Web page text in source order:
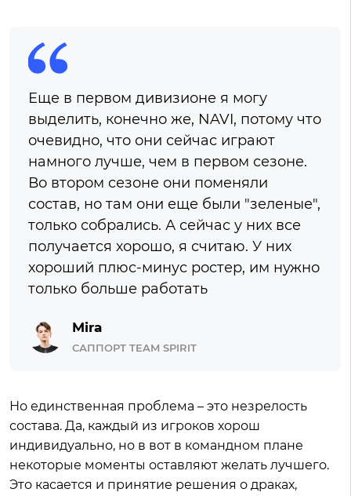
Еще в первом дивизионе я могу
выделить, конечно же, NAVI, потому что
очевидно, что они сейчас играют
намного лучше, чем в первом сезоне.
Во втором сезоне они поменяли
состав, но там они еще были "зеленые",
только собрались. А сейчас у них все
получается хорошо, я считаю. У них
хороший плюс-минус ростер, им нужно
только больше работать
Mira
САППОРТ TEAM SPIRIT
Но единственная проблема – это незрелость
состава. Да, каждый из игроков хорош
индивидуально, но в вот в командном плане
некоторые моменты оставляют желать лучшего.
Это касается и принятие решения о драках,